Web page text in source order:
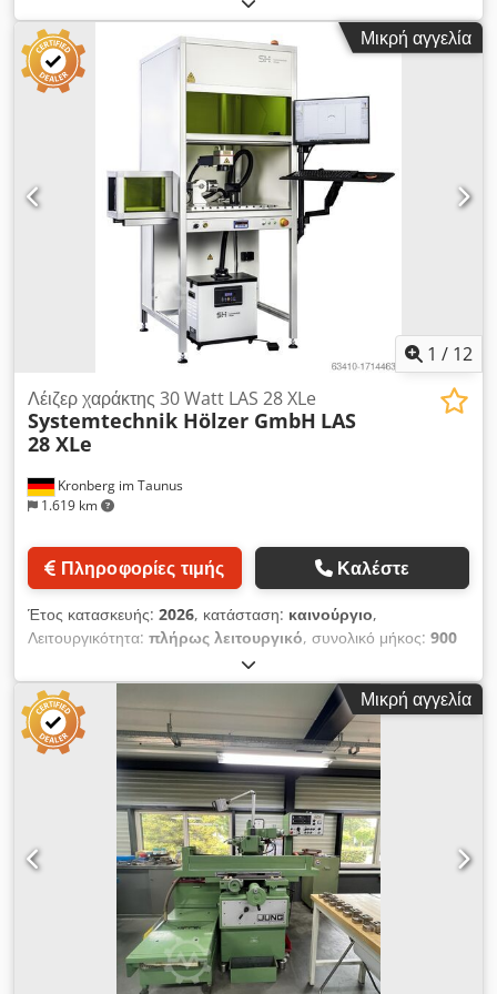
παλέτες σας γρήγορα και με ασφάλεια με μηχάνημα. Οι
ημιαυτόματοι περιτυλίκτες τεντώματος είναι ιδιαίτερα
κατάλληλοι εάν έχετε δομημένες και σαφώς καθορισμένες
διαδικασίες συσκευασίας. Dcodpfx Aor Nc Ttoi Rsk Διάμετρος
περιστρεφόμενου δίσκου: 1.500mm Μέγιστο φορτίο: 1.500kg
Μέγιστο μέγεθος παλέτας: 800x1.200mm Μέγιστο ύψος
Μικρή αγγελία
1 / 12
Kronberg im Taunus
1.619 km
Λέιζερ χαράκτης 30 Watt LAS 28 XLe
Systemtechnik Hölzer GmbH LAS
28 XLe
Πληροφορίες τιμής Καλέστε
Έτος κατασκευής: 2026, κατάσταση: καινούργιο,
Λειτουργικότητα: πλήρως λειτουργικό, συνολικό μήκος: 900
1.550 χιλ.
τάση εισόδου:230 V, ισχύς λέιζερ:30 W, μήκος κύματος
λέιζερ:1.064 nm , τύπος ψύξης:
, είδος εισερχόμενου
ρεύματος:
Κλιματισμός, Λέιζερ για την επισήμανση προϊόντων
– Το ευέλικτο σύστημα επισήμανσης με λέιζερ LAS 28 XLe της
Systemtechnik Hölzer GmbH μπορεί να χρησιμοποιηθεί για
ένα ευρύ φάσμα επισήμανσης. Με το ενσωματωμένο λέιζερ
ινών, μπορείτε να επισημάνετε σχεδόν όλα τα υλικά, όπως
χάλυβας, σκληρό μέταλλο, αλουμίνιο και πλαστικά. Ανάλογα με
τις απαιτήσεις, το σύστημα μπορεί να εξοπλιστεί με λέιζερ ινών
20, 30 ή 50 Watt. Για μια μόνιμη επισήμανση, η χρήση λέιζερ
είναι απαραίτητη σε πολλούς κλάδους. Με το ισχυρό λογισμικό
λέιζερ, κείμενα, αριθμοί, δισδιάστατοι κωδικοί, κωδικοί QR και
λογότυπα μπορούν να δημιουργηθούν εύκολα με λίγα μόνο
κλικ, χωρίς την ανάγκη εκτεταμένων γνώσεων
Μικρή αγγελία